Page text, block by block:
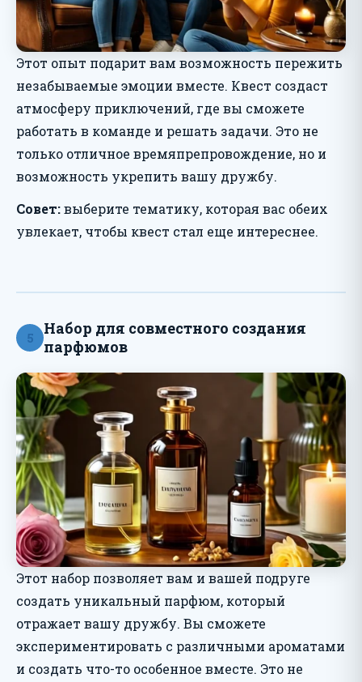
Этот опыт подарит вам возможность пережить
незабываемые эмоции вместе. Квест создаст
атмосферу приключений, где вы сможете
работать в команде и решать задачи. Это не
только отличное времяпрепровождение, но и
возможность укрепить вашу дружбу.
Совет:выберите тематику, которая вас обеих
увлекает, чтобы квест стал еще интереснее.
5
Набор для совместного создания
парфюмов
Этот набор позволяет вам и вашей подруге
создать уникальный парфюм, который
отражает вашу дружбу. Вы сможете
экспериментировать с различными ароматами
и создать что-то особенное вместе. Это не